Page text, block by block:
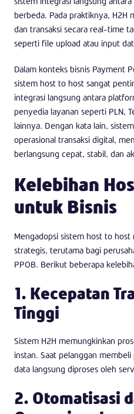
berbeda. Pada praktiknya, H2H
dan transaksi secara real-time
seperti file upload atau input
Dalam konteks bisnis Payment
sistem host to host sangat
integrasi langsung antara
penyedia layanan seperti PLN,
lainnya. Dengan kata lain,
operasional transaksi digital,
berlangsung cepat, stabil, dan
Kelebihan
untuk Bisnis
Mengadopsi sistem host to
strategis, terutama bagi
PPOB. Berikut beberapa
1. Kecepatan
Tinggi
Sistem H2H memungkinkan
instan. Saat pelanggan
data langsung diproses oleh
2. Otomatisasi